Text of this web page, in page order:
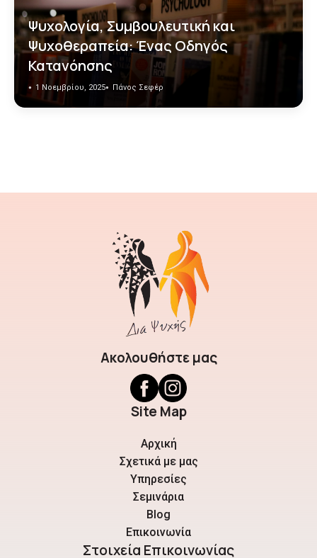
Ψυχολογία, Συμβουλευτική και
Ψυχοθεραπεία: Ένας Οδηγός
Κατανόησης
1 Νοεμβρίου, 2025 Πάνος Σεφέρ
Ακολουθήστε μας
Site Map
Αρχική
Σχετικά με μας
Υπηρεσίες
Σεμινάρια
Blog
Επικοινωνία
Στοιχεία Επικοινωνίας